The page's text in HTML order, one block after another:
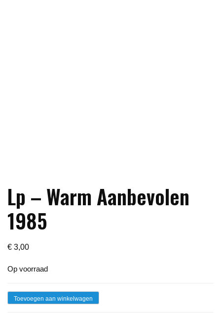
Lp – Warm Aanbevolen
1985
€ 3,00
Op voorraad
LpToevoegen aan winkelwagen